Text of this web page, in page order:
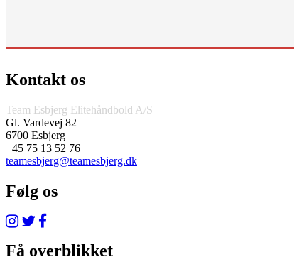
Kontakt os
Team Esbjerg Elitehåndbold A/S
Gl. Vardevej 82
6700 Esbjerg
+45 75 13 52 76
teamesbjerg@teamesbjerg.dk
Følg os
Få overblikket